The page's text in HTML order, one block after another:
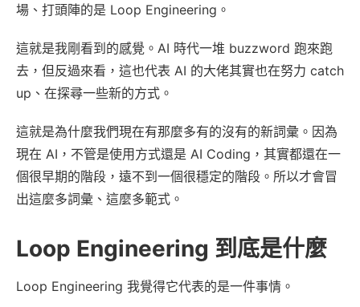
場、打頭陣的是 Loop Engineering。
這就是我剛看到的感覺。AI 時代一堆 buzzword 跑來跑
去，但反過來看，這也代表 AI 的大佬其實也在努力 catch
up、在探尋一些新的方式。
這就是為什麼我們現在有那麼多有的沒有的新詞彙。因為
現在 AI，不管是使用方式還是 AI Coding，其實都還在一
個很早期的階段，遠不到一個很穩定的階段。所以才會冒
出這麼多詞彙、這麼多範式。
Loop Engineering 到底是什麼
Loop Engineering 我覺得它代表的是一件事情。